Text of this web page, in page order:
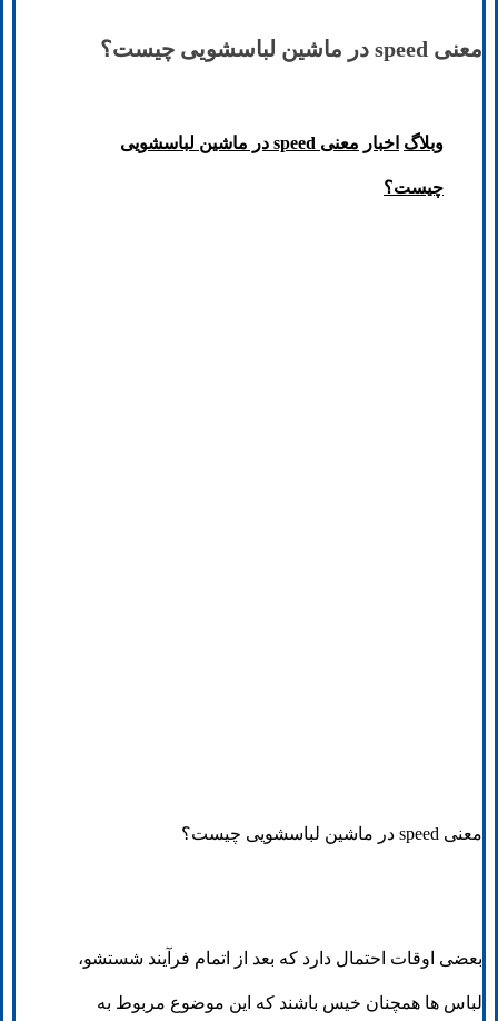
معنی speed در ماشین لباسشویی چیست؟
وبلاگ اخبار معنی speed در ماشین لباسشویی
چیست؟
معنی speed در ماشین لباسشویی چیست؟
بعضی اوقات احتمال دارد که بعد از اتمام فرآیند شستشو،
لباس ها همچنان خیس باشند که این موضوع مربوط به